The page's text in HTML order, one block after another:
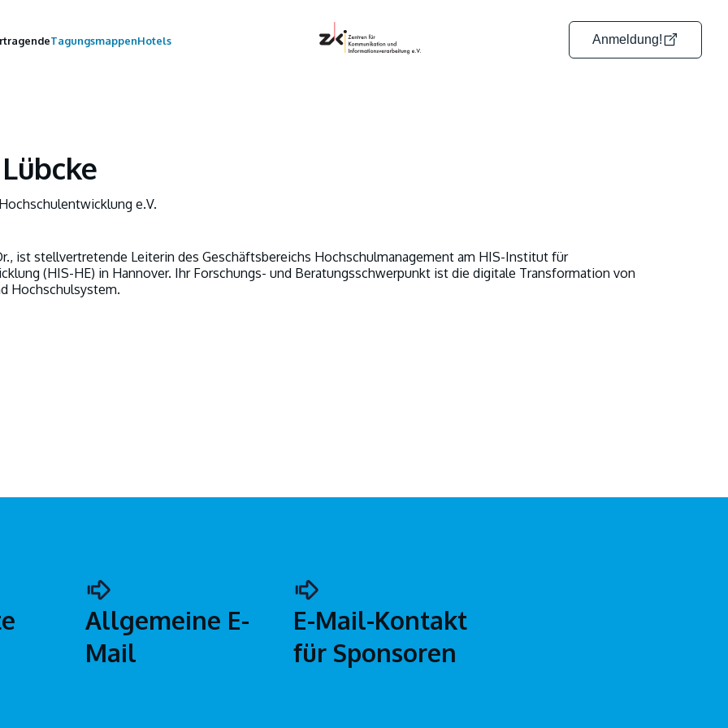
TagungsmappenHotels Anmeldung!
e.V.
ist stellvertretende Leiterin des Geschäftsbereichs Hochschulmanagement am HIS-Institut für
(HIS-HE) in Hannover. Ihr Forschungs- und Beratungsschwerpunkt ist die digitale Transformation von
Hochschulsystem.
Allgemeine E-
Mail
E-Mail-Kontakt
für Sponsoren